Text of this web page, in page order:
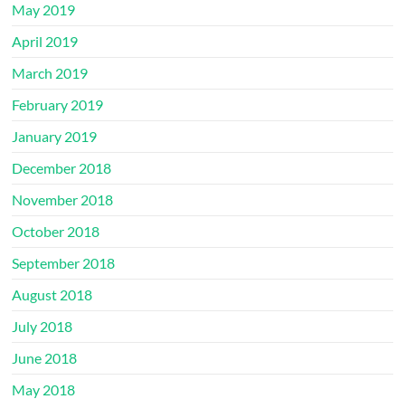
May 2019
April 2019
March 2019
February 2019
January 2019
December 2018
November 2018
October 2018
September 2018
August 2018
July 2018
June 2018
May 2018